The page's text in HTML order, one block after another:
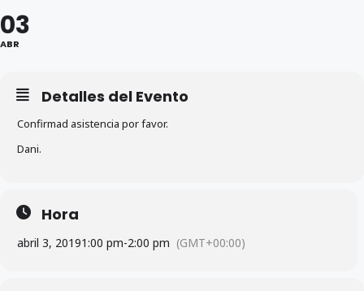
03
ABR
Detalles del Evento
Confirmad asistencia por favor.
Dani.
Hora
abril 3, 20191:00 pm-2:00 pm (GMT+00:00)